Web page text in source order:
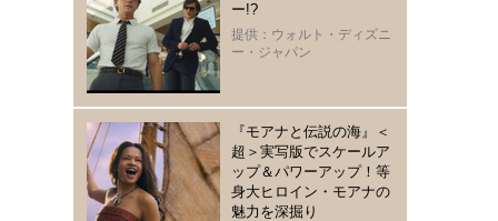
ー!?
提供：ウォルト・ディズニ
ー・ジャパン
『モアナと伝説の海』＜
超＞実写版でスケールア
ップ＆パワーアップ！等
身大ヒロイン・モアナの
魅力を深掘り